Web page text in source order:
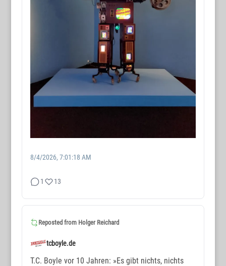
8/4/2026, 7:01:18 AM
1 13
Reposted from Holger Reichard
tcboyle.de
T.C. Boyle vor 10 Jahren: »Es gibt nichts, nichts
WORTMAX
www.wortmax.de
Buchvorstellungen und Beobachtungen
www.wortmax.com